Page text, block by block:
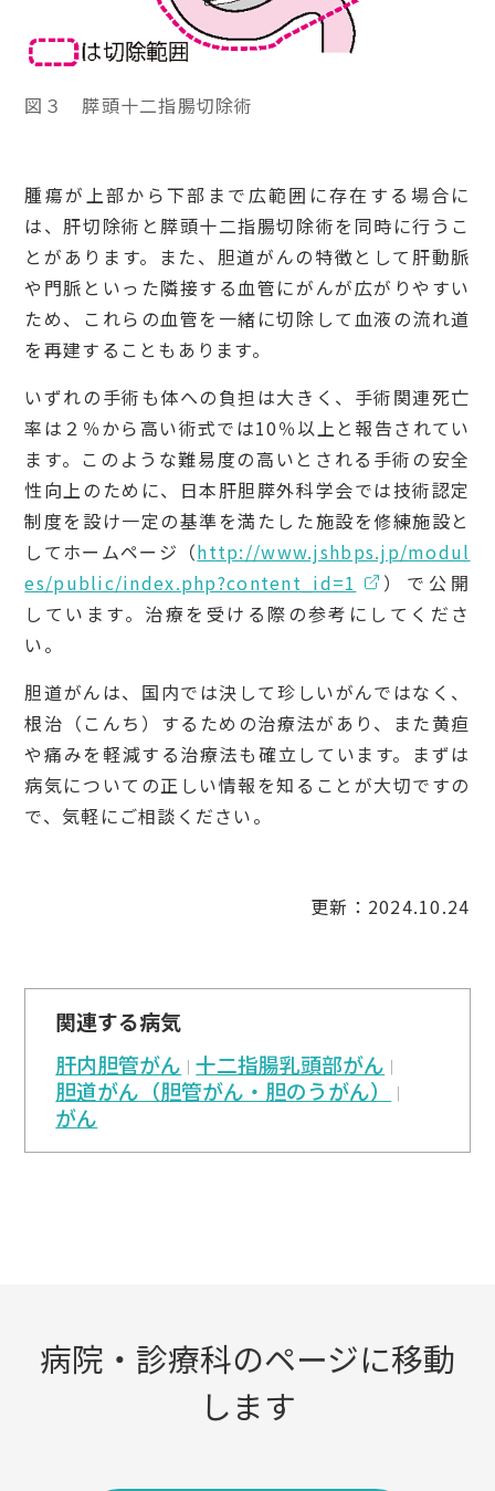
図３ 膵頭十二指腸切除術
腫瘍が上部から下部まで広範囲に存在する場合に
は、肝切除術と膵頭十二指腸切除術を同時に行うこ
とがあります。また、胆道がんの特徴として肝動脈
や門脈といった隣接する血管にがんが広がりやすい
ため、これらの血管を一緒に切除して血液の流れ道
を再建することもあります。
いずれの手術も体への負担は大きく、手術関連死亡
率は２％から高い術式では10％以上と報告されてい
ます。このような難易度の高いとされる手術の安全
性向上のために、日本肝胆膵外科学会では技術認定
制度を設け一定の基準を満たした施設を修練施設と
してホームページ（http://www.jshbps.jp/modul
es/public/index.php?content_id=1
）で公開
しています。治療を受ける際の参考にしてくださ
い。
胆道がんは、国内では決して珍しいがんではなく、
根治（こんち）するための治療法があり、また黄疸
や痛みを軽減する治療法も確立しています。まずは
病気についての正しい情報を知ることが大切ですの
で、気軽にご相談ください。
更新：2024.10.24
関連する病気
肝内胆管がん 十二指腸乳頭部がん
胆道がん（胆管がん・胆のうがん）
がん
病院・診療科のページに移動
します